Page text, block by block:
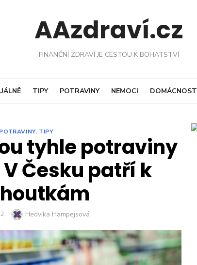
AAzdraví.cz
FINANČNÍ ZDRAVÍ JE CESTOU K BOHATSTVÍ
TIPY POTRAVINY NEMOCI DOMÁCNOST
, TIPY
tyhle potraviny
Česku patří k
Author
Hedvika Hampejsová